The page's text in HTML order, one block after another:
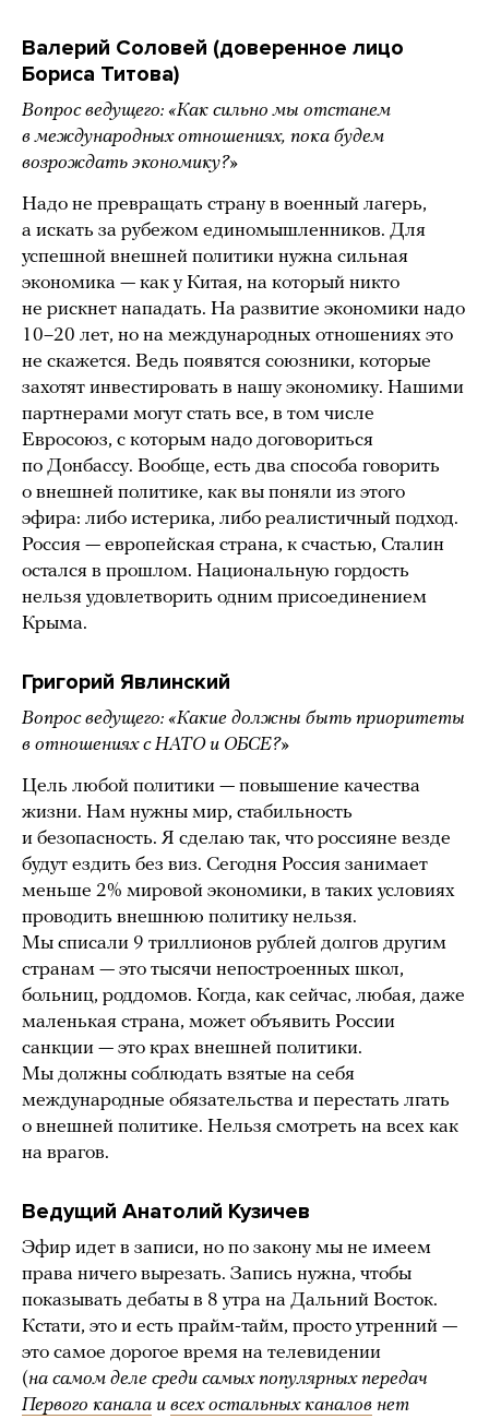
Валерий Соловей (доверенное лицо
Бориса Титова)
Вопрос ведущего: «Как сильно мы отстанем
в международных отношениях, пока будем
возрождать экономику?»
Надо не превращать страну в военный лагерь,
а искать за рубежом единомышленников. Для
успешной внешней политики нужна сильная
экономика — как у Китая, на который никто
не рискнет нападать. На развитие экономики надо
10–20 лет, но на международных отношениях это
не скажется. Ведь появятся союзники, которые
захотят инвестировать в нашу экономику. Нашими
партнерами могут стать все, в том числе
Евросоюз, с которым надо договориться
по Донбассу. Вообще, есть два способа говорить
о внешней политике, как вы поняли из этого
эфира: либо истерика, либо реалистичный подход.
Россия — европейская страна, к счастью, Сталин
остался в прошлом. Национальную гордость
нельзя удовлетворить одним присоединением
Крыма.
Григорий Явлинский
Вопрос ведущего: «Какие должны быть приоритеты
в отношениях с НАТО и ОБСЕ?»
Цель любой политики — повышение качества
жизни. Нам нужны мир, стабильность
и безопасность. Я сделаю так, что россияне везде
будут ездить без виз. Сегодня Россия занимает
меньше 2% мировой экономики, в таких условиях
проводить внешнюю политику нельзя.
Мы списали 9 триллионов рублей долгов другим
странам — это тысячи непостроенных школ,
больниц, роддомов. Когда, как сейчас, любая, даже
маленькая страна, может объявить России
санкции — это крах внешней политики.
Мы должны соблюдать взятые на себя
международные обязательства и перестать лгать
о внешней политике. Нельзя смотреть на всех как
на врагов.
Ведущий Анатолий Кузичев
Эфир идет в записи, но по закону мы не имеем
права ничего вырезать. Запись нужна, чтобы
показывать дебаты в 8 утра на Дальний Восток.
Кстати, это и есть прайм-тайм, просто утренний —
это самое дорогое время на телевидении
(на самом деле среди самых популярных передач
Первого канала и всех остальных каналов нет